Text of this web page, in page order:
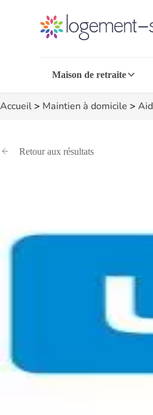
Maison de retraite
Accueil> Maintien à domicile >
Retour aux résultats